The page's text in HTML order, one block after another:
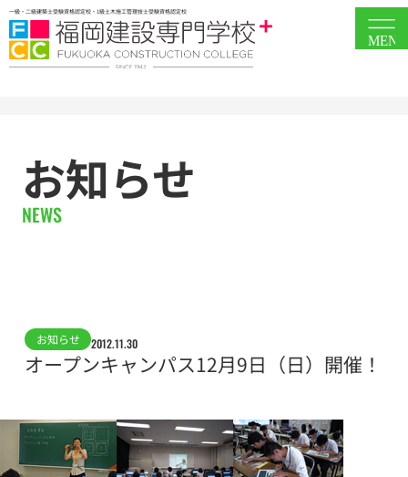
一級・二級建築士受験資格認定校・1級土木施工管理技士受験資格認定校
MENU
お知らせ
NEWS
お知らせ 2012.11.30
オープンキャンパス12月9日（日）開催！